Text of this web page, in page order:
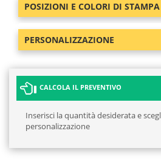
POSIZIONI E COLORI DI STAMPA
PERSONALIZZAZIONE
CALCOLA IL PREVENTIVO
Inserisci la quantità desiderata e
personalizzazione